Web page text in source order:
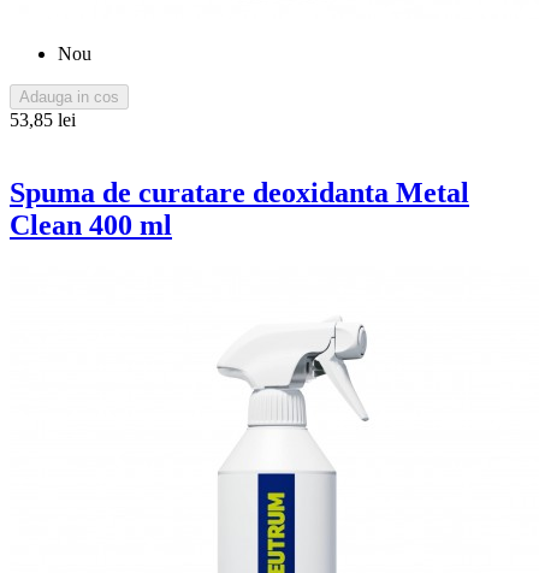
Nou
Adauga in cos
53,85 lei
Spuma de curatare deoxidanta Metal
Clean 400 ml